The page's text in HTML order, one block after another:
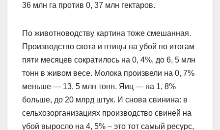
36 млн га против 0, 37 млн гектаров.
По животноводству картина тоже смешанная.
Производство скота и птицы на убой по итогам
пяти месяцев сократилось на 0, 4%, до 6, 5 млн
тонн в живом весе. Молока произвели на 0, 7%
меньше — 13, 5 млн тонн. Яиц — на 1, 8%
больше, до 20 млрд штук. И снова свинина: в
сельхозорганизациях производство свиней на
убой выросло на 4, 5% – это тот самый ресурс,